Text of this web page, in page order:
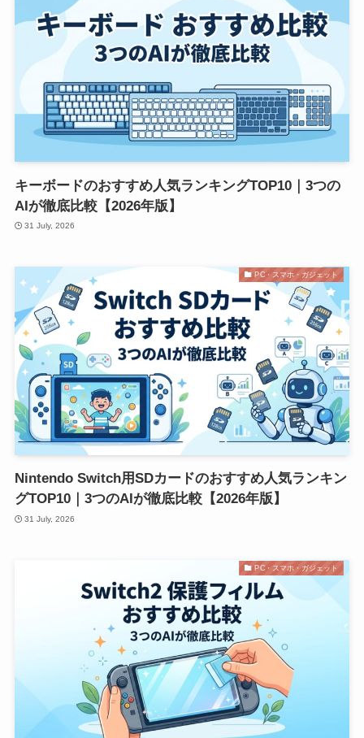
キーボードのおすすめ人気ランキングTOP10｜3つの
AIが徹底比較【2026年版】
31 July, 2026
PC・スマホ・ガジェット
Nintendo Switch用SDカードのおすすめ人気ランキン
グTOP10｜3つのAIが徹底比較【2026年版】
31 July, 2026
PC・スマホ・ガジェット